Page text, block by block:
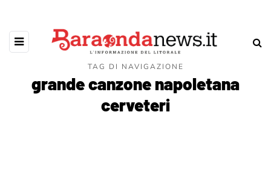
TAG DI NAVIGAZIONE
grande canzone napoletana
cerveteri